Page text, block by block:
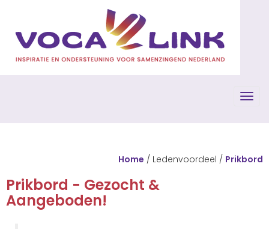
Home / Ledenvoordeel / Prikbord
Prikbord - Gezocht &
Aangeboden!